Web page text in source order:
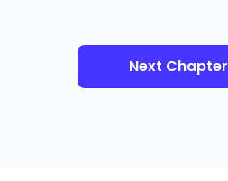
Next Chapter